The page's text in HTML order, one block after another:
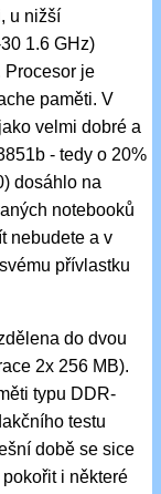
u nižší
1.6 GHz)
Procesor je
paměti. V
velmi dobré a
- tedy o 20%
dosáhlo na
notebooků
nebudete a v
přívlastku
do dvou
2x 256 MB).
typu DDR-
testu
době se sice
i některé